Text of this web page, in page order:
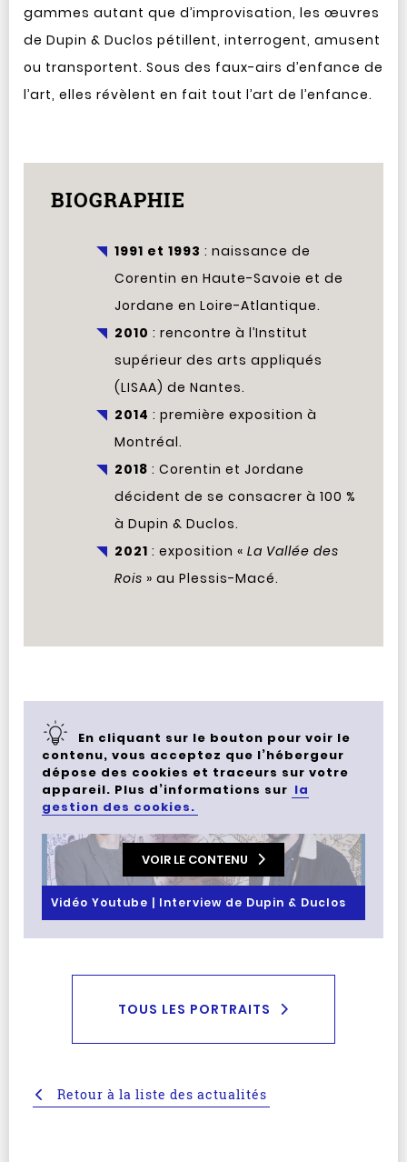
gammes autant que d’improvisation, les œuvres
de Dupin & Duclos pétillent, interrogent, amusent
ou transportent. Sous des faux-airs d’enfance de
l’art, elles révèlent en fait tout l’art de l’enfance.
BIOGRAPHIE
1991 et 1993 : naissance de
Corentin en Haute-Savoie et de
Jordane en Loire-Atlantique.
2010 : rencontre à l’Institut
supérieur des arts appliqués
(LISAA) de Nantes.
2014 : première exposition à
Montréal.
2018 : Corentin et Jordane
décident de se consacrer à 100 %
à Dupin & Duclos.
2021 : exposition « La Vallée des
Rois » au Plessis-Macé.
En cliquant sur le bouton pour voir le
contenu, vous acceptez que l’hébergeur
dépose des cookies et traceurs sur votre
appareil. Plus d’informations sur la
gestion des cookies.
VOIR LE CONTENU
Vidéo Youtube | Interview de Dupin & Duclos
TOUS LES PORTRAITS
Retour à la liste des actualités